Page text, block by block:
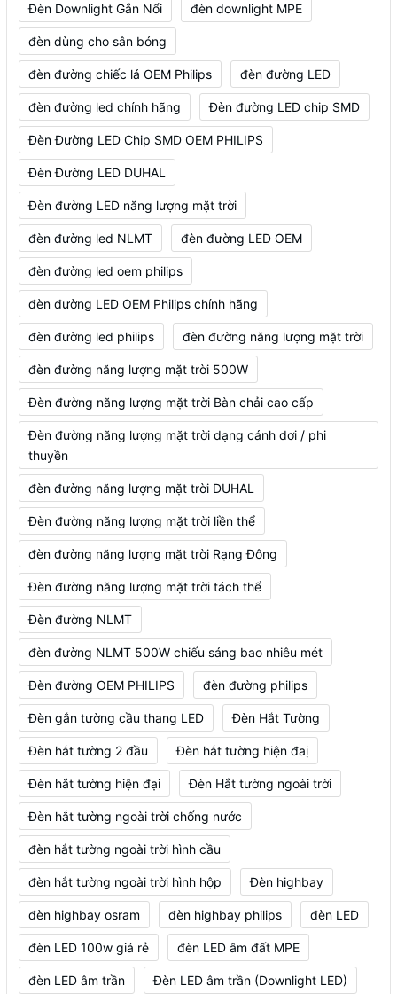
Đèn Downlight Gắn Nổi đèn downlight MPE
đèn dùng cho sân bóng
đèn đường chiếc lá OEM Philips đèn đường LED
đèn đường led chính hãng Đèn đường LED chip SMD
Đèn Đường LED Chip SMD OEM PHILIPS
Đèn Đường LED DUHAL
Đèn đường LED năng lượng mặt trời
đèn đường led NLMT đèn đường LED OEM
đèn đường led oem philips
đèn đường LED OEM Philips chính hãng
đèn đường led philips đèn đường năng lượng mặt trời
đèn đường năng lượng mặt trời 500W
Đèn đường năng lượng mặt trời Bàn chải cao cấp
Đèn đường năng lượng mặt trời dạng cánh dơi / phi
thuyền
đèn đường năng lượng mặt trời DUHAL
Đèn đường năng lượng mặt trời liền thể
đèn đường năng lượng mặt trời Rạng Đông
Đèn đường năng lượng mặt trời tách thể
Đèn đường NLMT
đèn đường NLMT 500W chiếu sáng bao nhiêu mét
Đèn đường OEM PHILIPS đèn đường philips
Đèn gắn tường cầu thang LED Đèn Hắt Tường
Đèn hắt tường 2 đầu Đèn hắt tường hiện đaị
Đèn hắt tường hiện đại Đèn Hắt tường ngoài trời
Đèn hắt tường ngoài trời chống nước
đèn hắt tường ngoài trời hình cầu
đèn hắt tường ngoài trời hình hộp Đèn highbay
đèn highbay osram đèn highbay philips đèn LED
đèn LED 100w giá rẻ đèn LED âm đất MPE
đèn LED âm trần Đèn LED âm trần (Downlight LED)